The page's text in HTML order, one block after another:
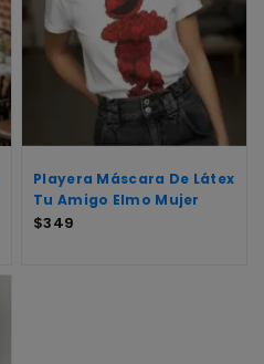
Playera Máscara De Látex
Tu Amigo Elmo Mujer
$349